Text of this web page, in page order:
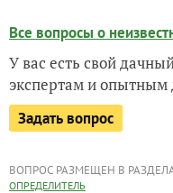
Все вопросы о
У вас есть свой
экспертам и опытным
Задать вопрос
ВОПРОС РАЗМЕЩЕН В
ОПРЕДЕЛИТЕЛЬ